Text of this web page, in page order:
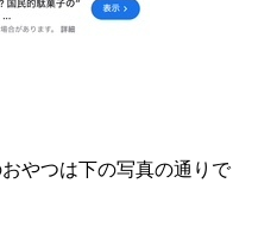
やつは下の写真の通りで